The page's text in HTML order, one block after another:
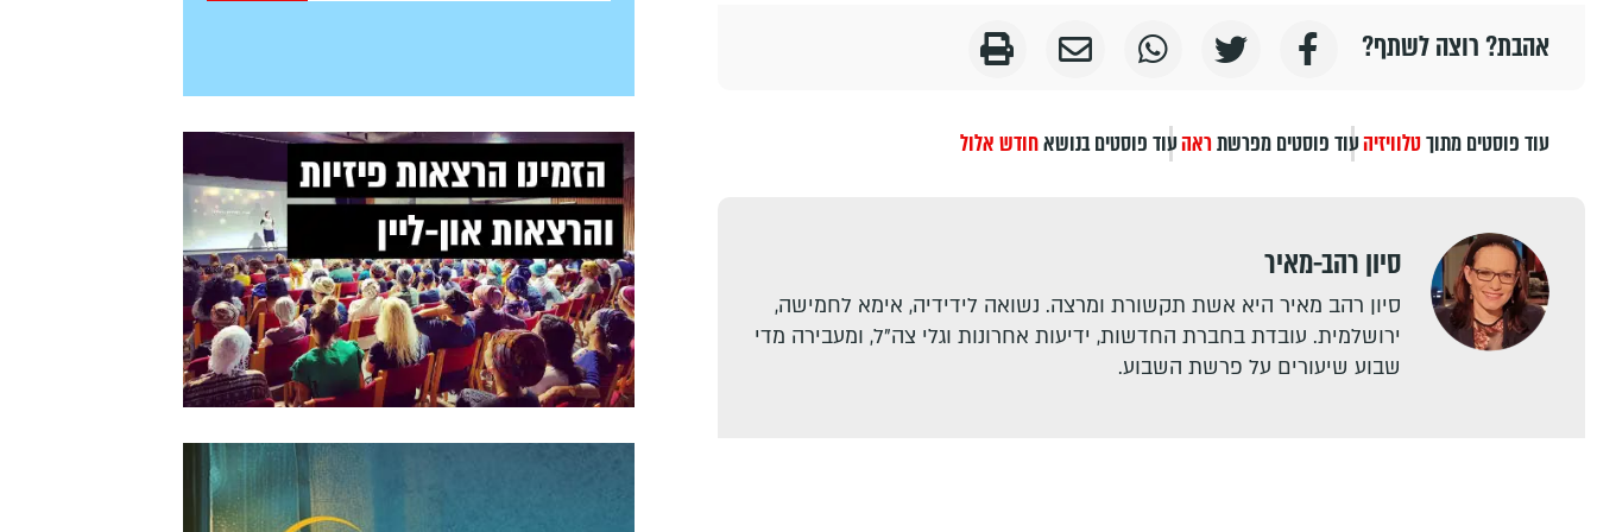
אהבת? רוצה לשתף?
עוד פוסטים מתוךטלוויזיהעוד פוסטים מפרשתראהעוד פוסטים בנושאחודש אלול
סיון רהב-מאיר
סיון רהב מאיר היא אשת תקשורת ומרצה. נשואה לידידיה, אימא לחמישה,
ירושלמית. עובדת בחברת החדשות, ידיעות אחרונות וגלי צה"ל, ומעבירה מדי
שבוע שיעורים על פרשת השבוע.